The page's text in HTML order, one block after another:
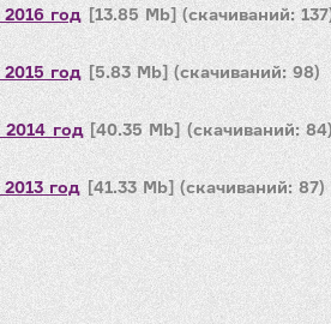
год [13.85 Mb] (cкачиваний:
год [5.83 Mb] (cкачиваний: 98)
год[40.35 Mb] (cкачиваний: 84)
год [41.33 Mb] (cкачиваний: 87)